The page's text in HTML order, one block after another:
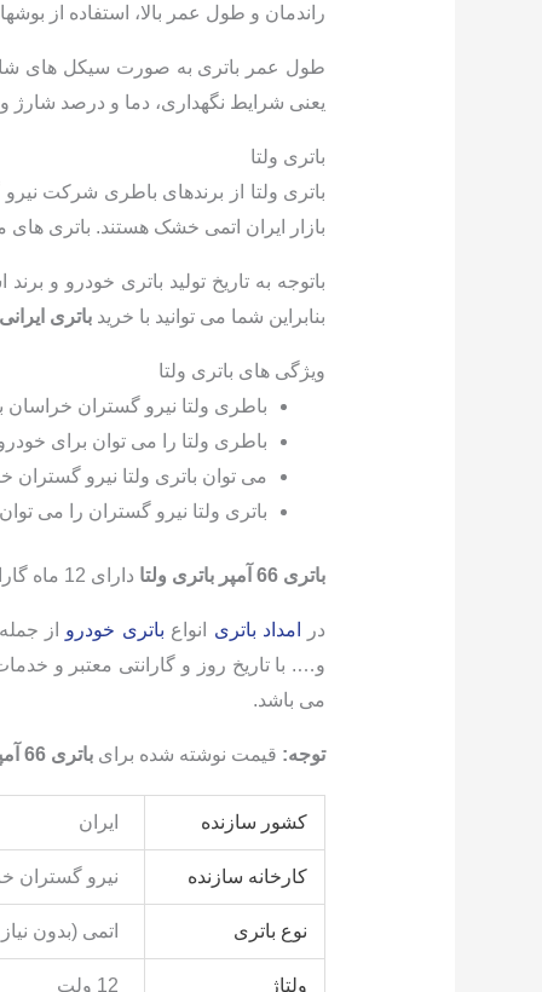
راندمان و طول عمر بالا، استفاده از
طول عمر باتری به صورت سیکل های
یعنی شرایط نگهداری، دما و درصد شارژ
باتری ولتا
باتری ولتا از برندهای باطری شرکت
بازار ایران اتمی خشک هستند. باتری
بنابراین شما می توانید با خرید باتری
ویژگی های باتری ولتا
باطری ولتا نیرو گستران خراسان باتری دارای ۱۲
باطری ولتا را می توان برای خودرو های مختلف
می توان باتری ولتا نیرو گستران
باتری ولتا نیرو گستران را می
باتری 66 آمپر باتری ولتا دارای 12 ماه گارانتی تعویض با رعایت شرایط گارانتی می باشد.
در امداد باتری انواع باتری خودرو از
می باشد.
توجه: قیمت نوشته شده برای باتری 66 آمپر ولتا نیروگستران خراسان
کشور سازنده ایران
کارخانه سازنده نیرو گستران
نوع باتری اتمی (بدون
ولتاژ 12 ولت